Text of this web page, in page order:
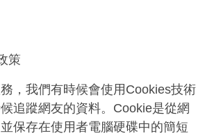
策
，我們有時候會使用 Cookies技術
追蹤網友的資料。 Cookie是從網
保存在使用者電腦硬碟中的簡短